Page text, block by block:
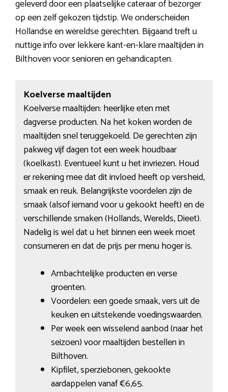
geleverd door een plaatselijke cateraar of bezorger
op een zelf gekozen tijdstip. We onderscheiden
Hollandse en wereldse gerechten. Bijgaand treft u
nuttige info over lekkere kant-en-klare maaltijden in
Bilthoven voor senioren en gehandicapten.
Koelverse maaltijden
Koelverse maaltijden: heerlijke eten met
dagverse producten. Na het koken worden de
maaltijden snel teruggekoeld. De gerechten zijn
pakweg vijf dagen tot een week houdbaar
(koelkast). Eventueel kunt u het invriezen. Houd
er rekening mee dat dit invloed heeft op versheid,
smaak en reuk. Belangrijkste voordelen zijn de
smaak (alsof iemand voor u gekookt heeft) en de
verschillende smaken (Hollands, Werelds, Dieet).
Nadelig is wel dat u het binnen een week moet
consumeren en dat de prijs per menu hoger is.
Ambachtelijke producten en verse
groenten.
Voordelen: een goede smaak, vers uit de
keuken en uitstekende voedingswaarden.
Per week een wisselend aanbod (naar het
seizoen) voor maaltijden bestellen in
Bilthoven.
Kipfilet, sperziebonen, gekookte
aardappelen vanaf €6,65.